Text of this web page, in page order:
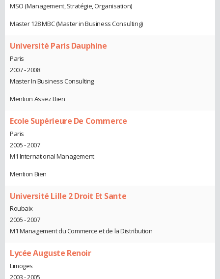
MSO (Management, Stratégie, Organisation)
Master 128 MBC (Master in Business Consulting)
Université Paris Dauphine
Paris
2007 - 2008
Master In Business Consulting
Mention Assez Bien
Ecole Supérieure De Commerce
Paris
2005 - 2007
M1 International Management
Mention Bien
Université Lille 2 Droit Et Sante
Roubaix
2005 - 2007
M1 Management du Commerce et de la Distribution
Lycée Auguste Renoir
Limoges
2003 - 2005